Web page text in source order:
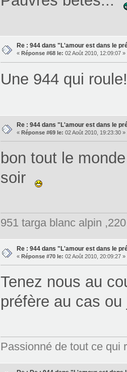
Re : 944 dans "L'amour est dans le
« Réponse #68 le: 02 Août 2010, 12:09:07 »
Une 944 qui
Re : 944 dans "L'amour est dans le
« Réponse #69 le: 02 Août 2010, 19:23:30 »
bon tout le
soir
951 targa blanc alpin
Re : 944 dans "L'amour est dans le
« Réponse #70 le: 02 Août 2010, 20:09:27 »
Tenez nous au
préfère au cas
Passionné de tout ce qui